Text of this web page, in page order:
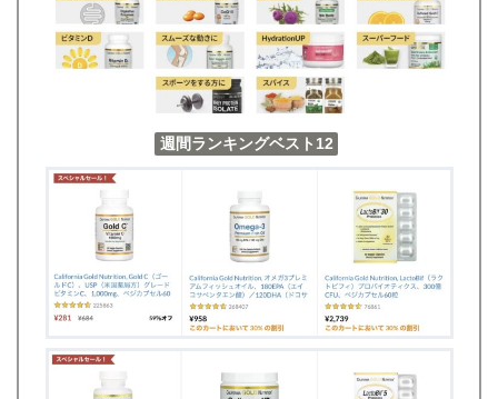
週間ランキングベスト12